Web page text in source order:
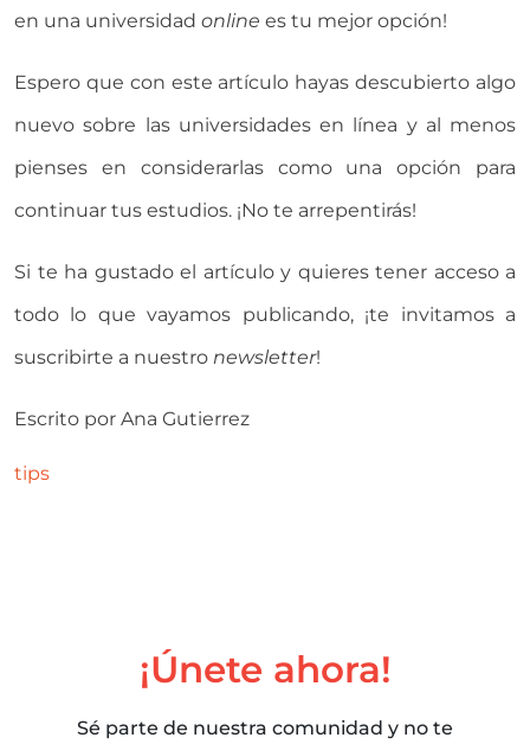
en una universidad online es tu mejor opción!
Espero que con este artículo hayas descubierto algo
nuevo sobre las universidades en línea y al menos
pienses en considerarlas como una opción para
continuar tus estudios. ¡No te arrepentirás!
Si te ha gustado el artículo y quieres tener acceso a
todo lo que vayamos publicando, ¡te invitamos a
suscribirte a nuestro newsletter!
Escrito por Ana Gutierrez
tips
¡Únete ahora!
Sé parte de nuestra comunidad y no te